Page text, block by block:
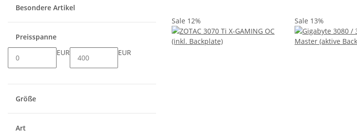
Sale 12% Sale 13%
Besondere Artikel
Preisspanne
EUR
EUR
Größe
Art